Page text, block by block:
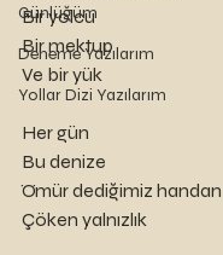
Günlüğüm
Deneme Yazılarım
Yollar Dizi Yazılarım
Bir yolcu
Bir mektup
Ve bir yük
Her gün
Bu denize
Ömür dediğimiz handan
Çöken yalnızlık